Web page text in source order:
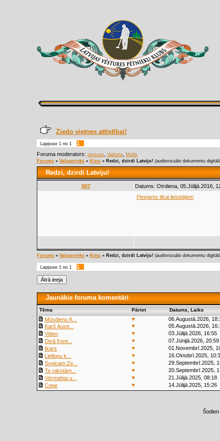
Ziedo vietnes attīstībai!
Lappuse 1 no 1
1
Foruma moderators: otomars Valduha
Meilis
Forums » Vaļasprieks » Kino » Redzi, dzirdi Latviju! (audiovizuālo dokumentu
Redzi, dzirdi Latviju!
007
Datums: Otrdiena, 05.Jūlijā.2016,
Pieejams tikai lietotājiem
Forums » Vaļasprieks » Kino » Redzi, dzirdi Latviju! (audiovizuālo dokumentu
Lappuse 1 no 1 1
Jaunākie foruma komentāri
Tēma Pāriet Datums, Laiks
Mūsdienu K... ▼
06.Augustā.2026,
Karš Austr...
▼
05.Augustā.2026,
Video
▼
03.Jūlijā.2026, 16:55
Otrā front...
▼
07.Jūnijā.2026, 20:59
Ikars
▼
01.Novembrī.2025,
Liellopu k...
▼
16.Oktobrī.2025,
Sveicam Ze...
▼
29.Septembrī.2025,
Te rakstām...
▼
20.Septembrī.2025,
Vērmahta u...
▼
21.Jūlijā.2025, 08:18
Cope
▼ 14.Jūlijā.2025, 15:26